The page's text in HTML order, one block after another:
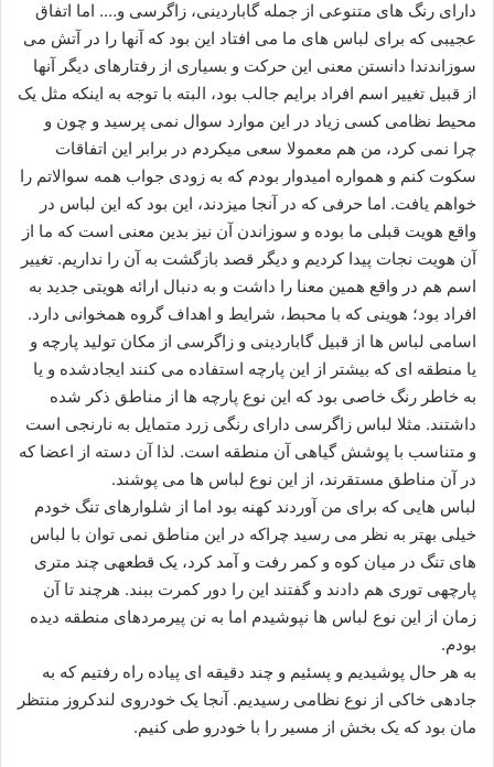
دارای رنگ های متنوعی از جمله گاباردینی، زاگرسی و…. اما اتفاق
عجیبی که برای لباس های ما می افتاد این بود که آنها را در آتش می
سوزاندندا دانستن معنی این حرکت و بسیاری از رفتارهای دیگر آنها
از قبیل تغییر اسم افراد برایم جالب بود، البته با توجه به اینکه مثل یک
محیط نظامی کسی زیاد در این موارد سوال نمی پرسید و چون و
چرا نمی کرد، من هم معمولا سعی میکردم در برابر این اتفاقات
سکوت کنم و همواره امیدوار بودم که به زودی جواب همه سوالاتم را
خواهم یافت. اما حرفی که در آنجا میزدند، این بود که این لباس در
واقع هویت قبلی ما بوده و سوزاندن آن نیز بدین معنی است که ما از
آن هویت نجات پیدا کردیم و دیگر قصد بازگشت به آن را نداریم. تغییر
اسم هم در واقع همین معنا را داشت و به دنبال ارائه هویتی جدید به
افراد بود؛ هوینی که با محبط، شرایط و اهداف گروه همخوانی دارد.
اسامی لباس ها از قبیل گاباردینی و زاگرسی از مکان تولید پارچه و
یا منطقه ای که بیشتر از این پارچه استفاده می کنند ایجادشده و یا
به خاطر رنگ خاصی بود که این نوع پارچه ها از مناطق ذکر شده
داشتند. مثلا لباس زاگرسی دارای رنگی زرد متمایل به نارنجی است
و متناسب با پوشش گیاهی آن منطقه است. لذا آن دسته از اعضا که
در آن مناطق مستقرند، از این نوع لباس ها می پوشند.
لباس هایی که برای من آوردند کهنه بود اما از شلوارهای تنگ خودم
خیلی بهتر به نظر می رسید چراکه در این مناطق نمی توان با لباس
های تنگ در میان کوه و کمر رفت و آمد کرد، یک قطعهی چند متری
پارچهی توری هم دادند و گفتند این را دور کمرت ببند. هرچند تا آن
زمان از این نوع لباس ها نپوشیدم اما به نن پیرمردهای منطقه دیده
بودم.
به هر حال پوشیدیم و پسئیم و چند دقیقه ای پیاده راه رفتیم که به
جادهی خاکی از نوع نظامی رسیدیم. آنجا یک خودروی لندکروز منتظر
مان بود که یک بخش از مسیر را با خودرو طی کنیم.